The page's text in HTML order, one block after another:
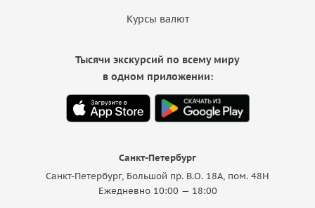
Курсы валют
Санкт-Петербург
Санкт-Петербург, Большой пр. В.О. 18A, пом. 48Н
Ежедневно 10:00 — 18:00
Тысячи экскурсий по всему миру
в одном приложении: